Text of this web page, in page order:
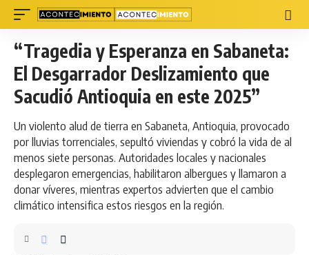
“Tragedia y Esperanza en Sabaneta:
El Desgarrador Deslizamiento que
Sacudió Antioquia en este 2025”
Un violento alud de tierra en Sabaneta, Antioquia, provocado
por lluvias torrenciales, sepultó viviendas y cobró la vida de al
menos siete personas. Autoridades locales y nacionales
desplegaron emergencias, habilitaron albergues y llamaron a
donar víveres, mientras expertos advierten que el cambio
climático intensifica estos riesgos en la región.